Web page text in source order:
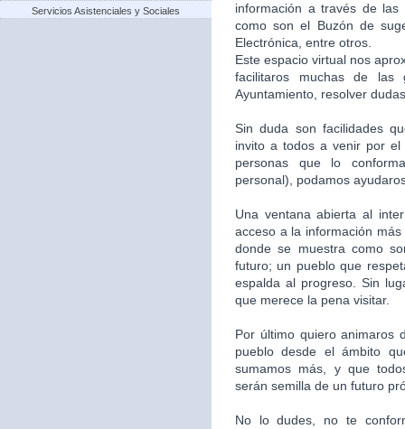
Servicios Asistenciales y Sociales
información a través de
como son el Buzón de
Electrónica, entre otros.
Este espacio virtual nos
facilitaros muchas de
Ayuntamiento, resolver
Sin duda son facilidades
invito a todos a venir por
personas que lo
personal), podamos
Una ventana abierta al
acceso a la información
donde se muestra como
futuro; un pueblo que
espalda al progreso. Sin
que merece la pena visitar.
Por último quiero animaros
pueblo desde el ámbito
sumamos más, y que
serán semilla de un futuro
No lo dudes, no te